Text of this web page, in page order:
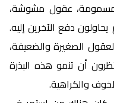
مسمومة، عقول مشوشة،
دفع الآخرين إليه.
الصغيرة والضعيفة،
أن تنمو هذه البذرة
والكراهية.